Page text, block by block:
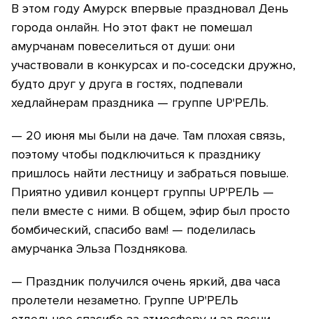
В этом году Амурск впервые праздновал День
города онлайн. Но этот факт не помешал
амурчанам повеселиться от души: они
участвовали в конкурсах и по-соседски дружно,
будто друг у друга в гостях, подпевали
хедлайнерам праздника — группе UP'РЕЛЬ.
— 20 июня мы были на даче. Там плохая связь,
поэтому чтобы подключиться к празднику
пришлось найти лестницу и забраться повыше.
Приятно удивил концерт группы UP'РЕЛЬ —
пели вместе с ними. В общем, эфир был просто
бомбический, спасибо вам! — поделилась
амурчанка Эльза Позднякова.
— Праздник получился очень яркий, два часа
пролетели незаметно. Группе UP'РЕЛЬ